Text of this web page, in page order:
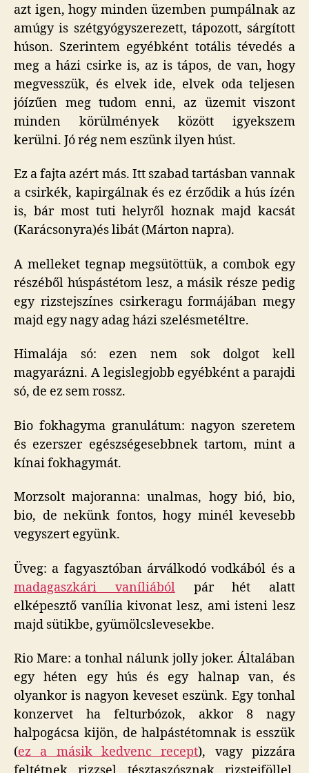
azt igen, hogy minden üzemben pumpálnak az
amúgy is szétgyógyszerezett, tápozott, sárgított
húson. Szerintem egyébként totális tévedés a
meg a házi csirke is, az is tápos, de van, hogy
megvesszük, és elvek ide, elvek oda teljesen
jóízűen meg tudom enni, az üzemit viszont
minden körülmények között igyekszem
kerülni. Jó rég nem eszünk ilyen húst.
Ez a fajta azért más. Itt szabad tartásban vannak
a csirkék, kapirgálnak és ez érződik a hús ízén
is, bár most tuti helyről hoznak majd kacsát
(Karácsonyra)és libát (Márton napra).
A melleket tegnap megsütöttük, a combok egy
részéből húspástétom lesz, a másik része pedig
egy rizstejszínes csirkeragu formájában megy
majd egy nagy adag házi szelésmetéltre.
Himalája só: ezen nem sok dolgot kell
magyarázni. A legislegjobb egyébként a parajdi
só, de ez sem rossz.
Bio fokhagyma granulátum: nagyon szeretem
és ezerszer egészségesebbnek tartom, mint a
kínai fokhagymát.
Morzsolt majoranna: unalmas, hogy bió, bio,
bio, de nekünk fontos, hogy minél kevesebb
vegyszert együnk.
Üveg: a fagyasztóban árválkodó vodkából és a
madagaszkári vaníliábólpár hét alatt
elképesztő vanília kivonat lesz, ami isteni lesz
majd sütikbe, gyümölcslevesekbe.
Rio Mare: a tonhal nálunk jolly joker. Általában
egy héten egy hús és egy halnap van, és
olyankor is nagyon keveset eszünk. Egy tonhal
konzervet ha felturbózok, akkor 8 nagy
halpogácsa kijön, de halpástétomnak is esszük
(ez a másik kedvenc recept), vagy pizzára